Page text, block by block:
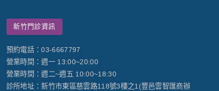
新竹門診資訊
預約電話：03-6667797
營業時間：週一 13:00~20:00
營業時間：週二~週五 10:00~18:30
診所地址：新竹市東區慈雲路118號3樓之1(豐邑雲智匯商辦